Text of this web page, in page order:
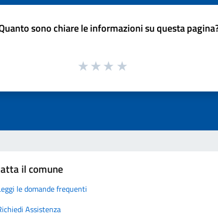
sono chiare le informazioni su questa
il comune
le domande frequenti
Assistenza